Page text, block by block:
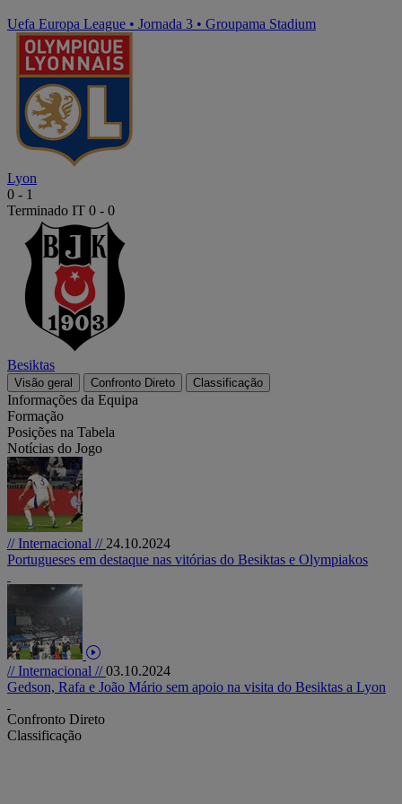
Uefa Europa League • Jornada 3 • Groupama Stadium
Lyon
0 - 1
Terminado IT 0 - 0
Besiktas
Visão geral Confronto Direto Classificação
Informações da Equipa
Formação
Posições na Tabela
Notícias do Jogo
// Internacional // 24.10.2024
Portugueses em destaque nas vitórias do Besiktas e Olympiakos
// Internacional //03.10.2024
Gedson, Rafa e João Mário sem apoio na visita do Besiktas a Lyon
Confronto Direto
Classificação